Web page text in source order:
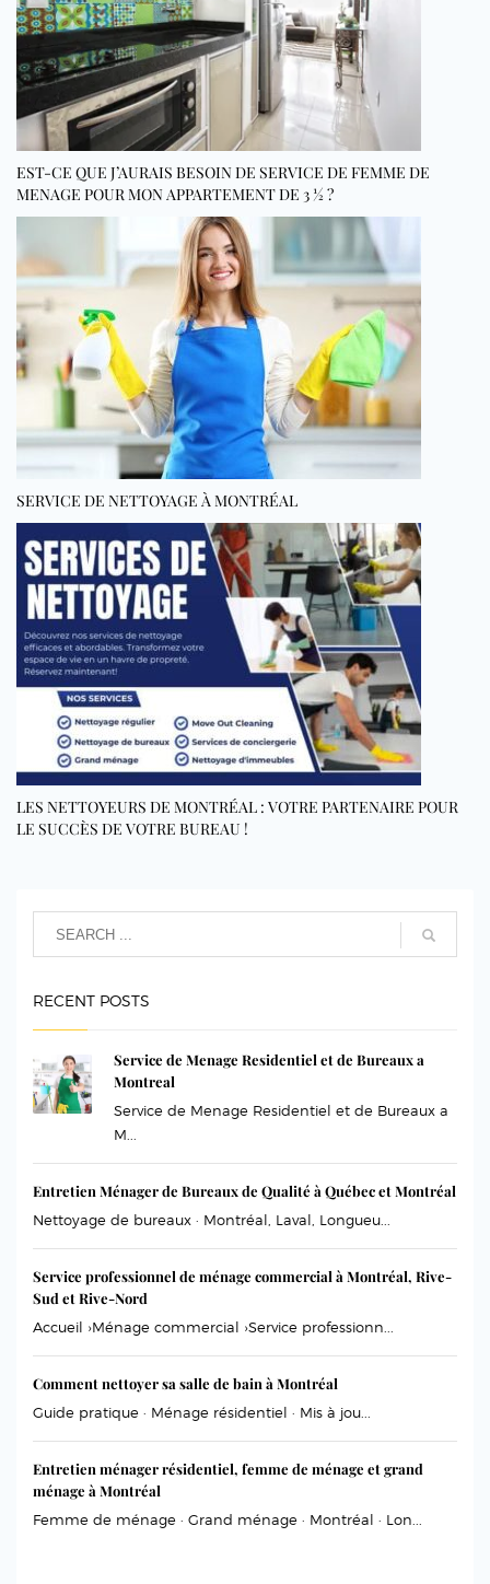
EST-CE QUE J’AURAIS BESOIN DE SERVICE DE FEMME DE
MENAGE POUR MON APPARTEMENT DE 3 ½ ?
SERVICE DE NETTOYAGE À MONTRÉAL
LES NETTOYEURS DE MONTRÉAL : VOTRE PARTENAIRE POUR
LE SUCCÈS DE VOTRE BUREAU !
RECENT POSTS
Service de Menage Residentiel et de Bureaux a
Montreal
Service de Menage Residentiel et de Bureaux a
M...
Entretien Ménager de Bureaux de Qualité à Québec et Montréal
Nettoyage de bureaux · Montréal, Laval, Longueu...
Service professionnel de ménage commercial à Montréal, Rive-
Sud et Rive-Nord
Accueil ›Ménage commercial ›Service professionn...
Comment nettoyer sa salle de bain à Montréal
Guide pratique · Ménage résidentiel · Mis à jou...
Entretien ménager résidentiel, femme de ménage et grand
ménage à Montréal
Femme de ménage · Grand ménage · Montréal · Lon...